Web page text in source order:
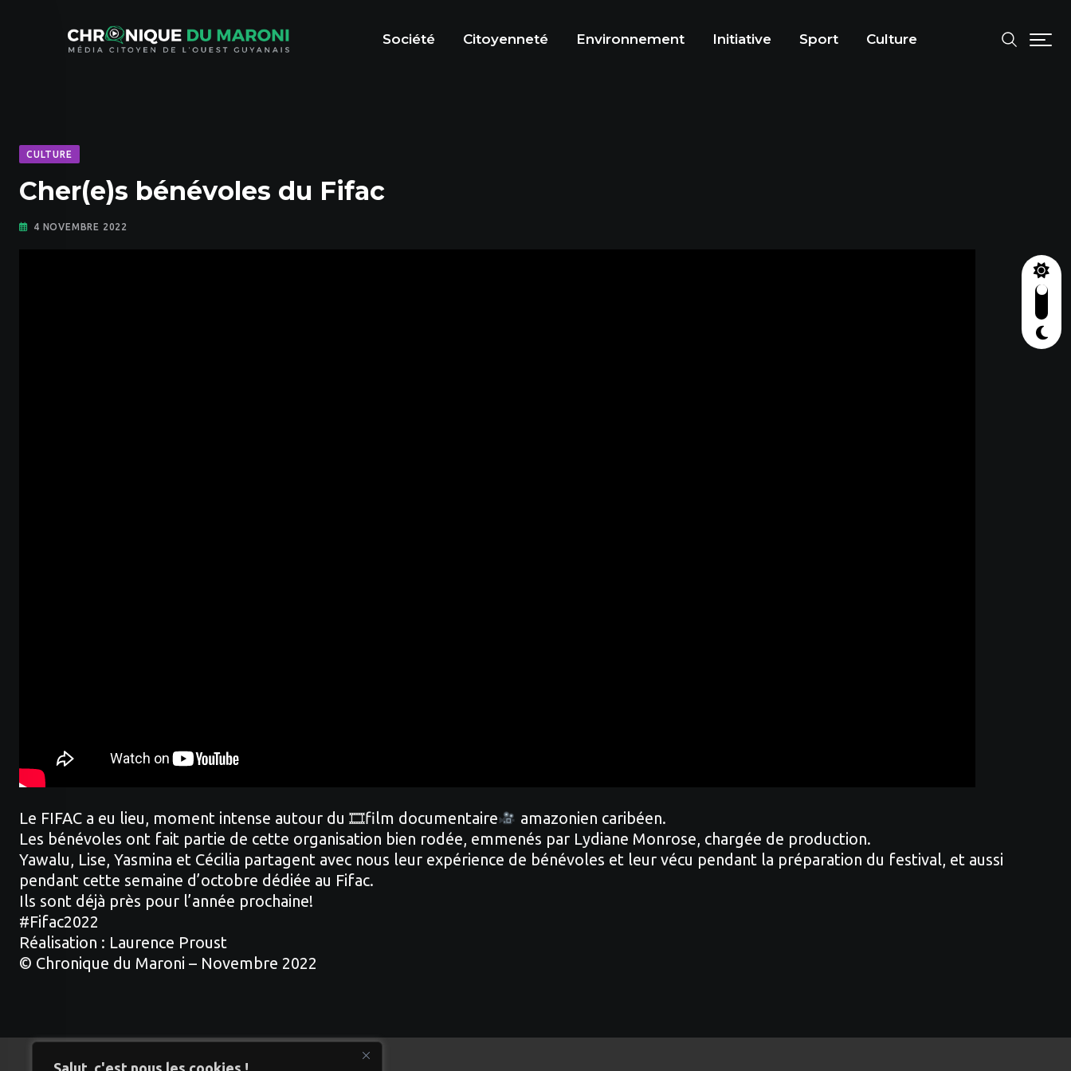
Salut, c'est nous les cookies !
Société Citoyenneté Environnement Initiative Sport Culture
CULTURE
Cher(e)s bénévoles du Fifac
4 NOVEMBRE 2022
Le FIFAC a eu lieu, moment intense autour du 🎞film documentaire
amazonien caribéen.
Les bénévoles ont fait partie de cette organisation bien rodée, emmenés par Lydiane Monrose, chargée de production.
Yawalu, Lise, Yasmina et Cécilia partagent avec nous leur expérience de bénévoles et leur vécu pendant la préparation du festival, et aussi
pendant cette semaine d’octobre dédiée au Fifac.
Ils sont déjà près pour l’année prochaine!
#Fifac2022
Réalisation : Laurence Proust
© Chronique du Maroni – Novembre 2022